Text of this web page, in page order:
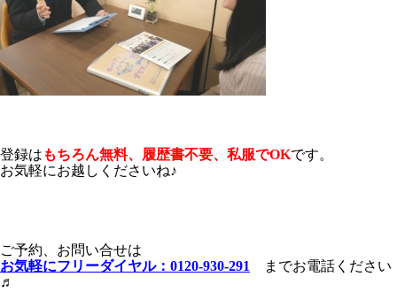
登録は もちろん無料、履歴書不要、私服でOKです。
お気軽にお越しくださいね♪
ご予約、お問い合せは
お気軽にフリーダイヤル：0120-930-291 までお電話ください
♬